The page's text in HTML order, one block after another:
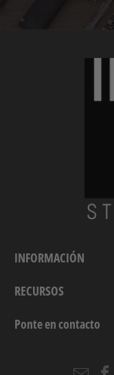
INFORMACIÓN
RECURSOS
Ponte en contacto